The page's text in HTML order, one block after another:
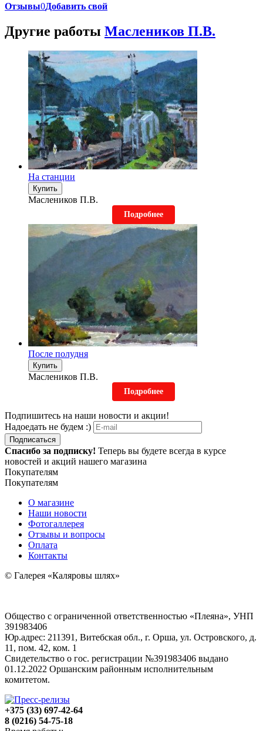
Отзывы0Добавить свой
Другие работы Маслеников П.В.
На станции
Купить
Маслеников П.В.
Подробнее
После полудня
Купить
Маслеников П.В.
Подробнее
Подпишитесь на наши новости и акции!
Надоедать не будем :)
Подписаться
Спасибо за подписку! Теперь вы будете всегда в курсе
новостей и акций нашего магазина
Покупателям
Покупателям
О магазине
Наши новости
Фотогаллерея
Отзывы и вопросы
Оплата
Контакты
© Галерея «Каляровы шлях»
Общество с ограниченной ответственностью «Плеяна», УНП
391983406
Юр.адрес: 211391, Витебская обл., г. Орша, ул. Островского, д.
11, пом. 42, ком. 1
Свидетельство о гос. регистрации №391983406 выдано
01.12.2022 Оршанским районным исполнительным
комитетом.
+375 (33) 697-42-64
8 (0216) 54-75-18